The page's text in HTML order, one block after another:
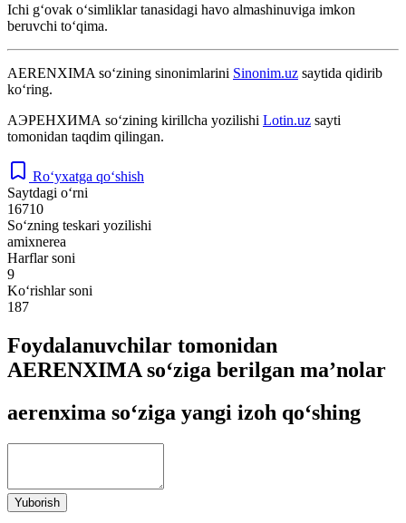
Ichi gʻovak oʻsimliklar tanasidagi havo almashinuviga imkon
beruvchi toʻqima.
AERENXIMA so‘zining sinonimlarini Sinonim.uz saytida qidirib
ko‘ring.
АЭРЕНХИМА so‘zining kirillcha yozilishi Lotin.uz sayti
tomonidan taqdim qilingan.
Ro‘yxatga qo‘shish
Saytdagi o‘rni
16710
So‘zning teskari yozilishi
amixnerea
Harflar soni
9
Ko‘rishlar soni
187
Foydalanuvchilar tomonidan
AERENXIMA so‘ziga berilgan ma’nolar
aerenxima so‘ziga yangi izoh qo‘shing
Yuborish